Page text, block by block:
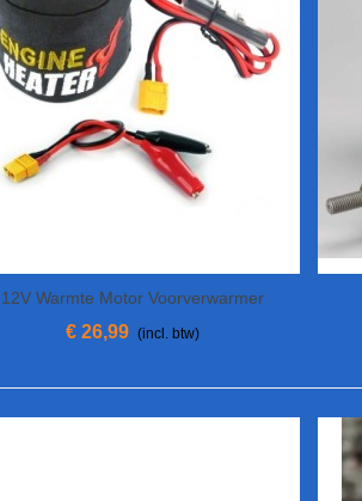
In Winkelwagen
12V Warmte Motor Voorverwarmer
€ 26,99 (incl. btw)